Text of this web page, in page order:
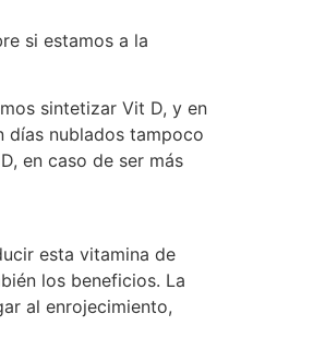
si estamos a la
sintetizar Vit D, y en
días nublados tampoco
en caso de ser más
esta vitamina de
los beneficios. La
al enrojecimiento,